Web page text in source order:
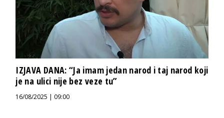
IZJAVA DANA: “Ja imam jedan narod i taj narod koji
je na ulici nije bez veze tu”
16/08/2025 | 09:00